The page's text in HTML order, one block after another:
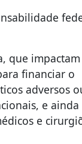
que
financiar o
adversos
e ainda
e